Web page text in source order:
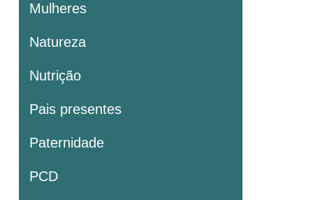
Mulheres
Natureza
Nutrição
Pais presentes
Paternidade
PCD